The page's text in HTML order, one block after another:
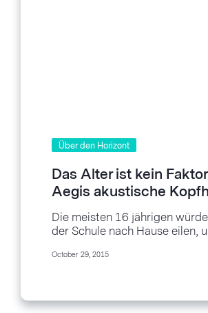
Über den Horizont
Das Alter ist kein
Aegis akustische
und deren 16 jährigen
Die meisten 16 jährigen
der Schule nach Hause eilen,
nach Hause, um sein
October 29, 2015